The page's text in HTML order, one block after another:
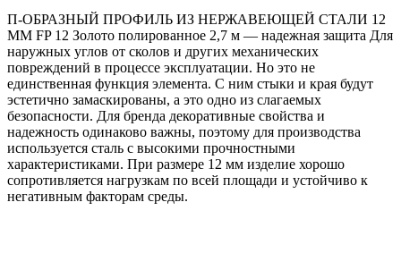
П-ОБРАЗНЫЙ ПРОФИЛЬ ИЗ НЕРЖАВЕЮЩЕЙ СТАЛИ 12
ММ FP 12 Золото полированное 2,7 м — надежная защита Для
наружных углов от сколов и других механических
повреждений в процессе эксплуатации. Но это не
единственная функция элемента. С ним стыки и края будут
эстетично замаскированы, а это одно из слагаемых
безопасности. Для бренда декоративные свойства и
надежность одинаково важны, поэтому для производства
используется сталь с высокими прочностными
характеристиками. При размере 12 мм изделие хорошо
сопротивляется нагрузкам по всей площади и устойчиво к
негативным факторам среды.